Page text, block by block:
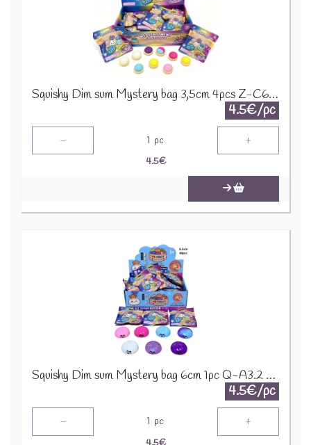
Squishy Dim sum Mystery bag 3,5cm 4pcs Z-C6.6 TOY003-008
4.5€/pc
- 1 pc +
4.5€
Squishy Dim sum Mystery bag 6cm 1pc Q-A3.2 TOY003-007
4.5€/pc
- 1 pc +